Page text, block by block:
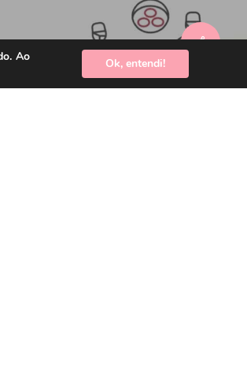
em homens
Ao
Ok, entendi!